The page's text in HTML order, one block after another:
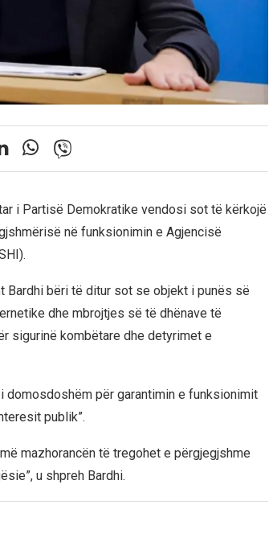
i Partisë Demokratike vendosi sot të kërkojë
në funksionimin e Agjencisë
Bardhi bëri të ditur sot se objekt i punës së
dhe mbrojtjes së të dhënave të
sigurinë kombëtare dhe detyrimet e
domosdoshëm për garantimin e funksionimit
publik”.
mazhorancën të tregohet e përgjegjshme
u shpreh Bardhi.